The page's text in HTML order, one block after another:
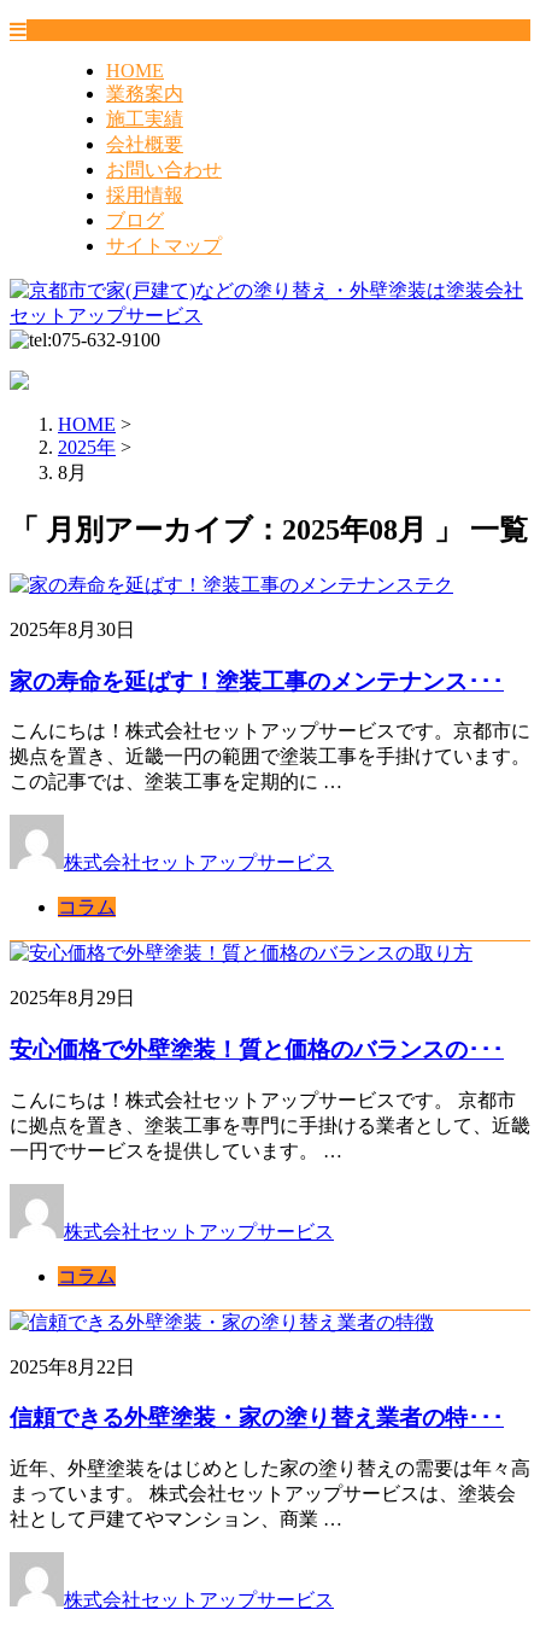
HOME
業務案内
施工実績
会社概要
お問い合わせ
採用情報
ブログ
サイトマップ
HOME >
2025年 >
8月
「 月別アーカイブ：2025年08月 」 一覧
2025年8月30日
家の寿命を延ばす！塗装工事のメンテナンス･･･
こんにちは！株式会社セットアップサービスです。京都市に
拠点を置き、近畿一円の範囲で塗装工事を手掛けています。
この記事では、塗装工事を定期的に …
株式会社セットアップサービス
コラム
2025年8月29日
安心価格で外壁塗装！質と価格のバランスの･･･
こんにちは！株式会社セットアップサービスです。 京都市
に拠点を置き、塗装工事を専門に手掛ける業者として、近畿
一円でサービスを提供しています。 …
株式会社セットアップサービス
コラム
2025年8月22日
信頼できる外壁塗装・家の塗り替え業者の特･･･
近年、外壁塗装をはじめとした家の塗り替えの需要は年々高
まっています。 株式会社セットアップサービスは、塗装会
社として戸建てやマンション、商業 …
株式会社セットアップサービス